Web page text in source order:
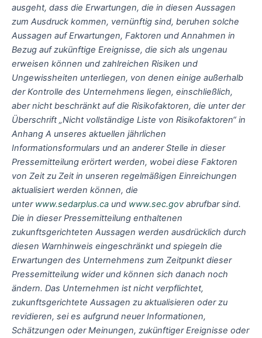
ausgeht, dass die Erwartungen, die in diesen Aussagen
zum Ausdruck kommen, vernünftig sind, beruhen solche
Aussagen auf Erwartungen, Faktoren und Annahmen in
Bezug auf zukünftige Ereignisse, die sich als ungenau
erweisen können und zahlreichen Risiken und
Ungewissheiten unterliegen, von denen einige außerhalb
der Kontrolle des Unternehmens liegen, einschließlich,
aber nicht beschränkt auf die Risikofaktoren, die unter der
Überschrift „Nicht vollständige Liste von Risikofaktoren“ in
Anhang A unseres aktuellen jährlichen
Informationsformulars und an anderer Stelle in dieser
Pressemitteilung erörtert werden, wobei diese Faktoren
von Zeit zu Zeit in unseren regelmäßigen Einreichungen
aktualisiert werden können, die
unter www.sedarplus.ca und www.sec.gov abrufbar sind.
Die in dieser Pressemitteilung enthaltenen
zukunftsgerichteten Aussagen werden ausdrücklich durch
diesen Warnhinweis eingeschränkt und spiegeln die
Erwartungen des Unternehmens zum Zeitpunkt dieser
Pressemitteilung wider und können sich danach noch
ändern. Das Unternehmen ist nicht verpflichtet,
zukunftsgerichtete Aussagen zu aktualisieren oder zu
revidieren, sei es aufgrund neuer Informationen,
Schätzungen oder Meinungen, zukünftiger Ereignisse oder